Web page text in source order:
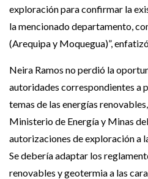
exploración para confirmar la
la mencionado departamento,
(Arequipa y Moquegua)”,
Neira Ramos no perdió la
autoridades correspondientes a
temas de las energías
Ministerio de Energía y Minas
autorizaciones de exploración a
Se debería adaptar los
renovables y geotermia a las